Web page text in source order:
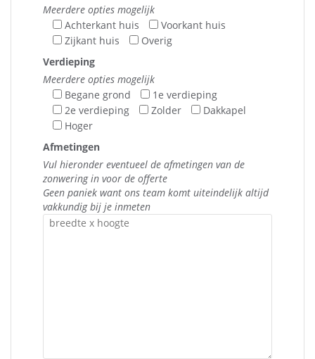
Meerdere opties mogelijk
Achterkant huis
Voorkant huis
Zijkant huis
Overig
Verdieping
Meerdere opties mogelijk
Begane grond
1e verdieping
2e verdieping
Zolder
Dakkapel
Hoger
Afmetingen
Vul hieronder eventueel de afmetingen van de
zonwering in voor de offerte
Geen paniek want ons team komt uiteindelijk altijd
vakkundig bij je inmeten